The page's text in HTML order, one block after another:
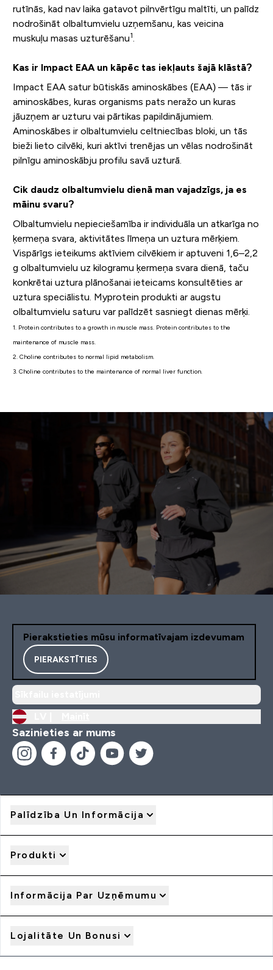
rutīnās, kad nav laika gatavot pilnvērtīgu maltīti, un palīdz
nodrošināt olbaltumvielu uzņemšanu, kas veicina
muskuļu masas uzturēšanu1
Kas ir Impact EAA un kāpēc tas iekļauts šajā klāstā?
Impact EAA satur būtiskās aminoskābes (EAA) — tās ir
aminoskābes, kuras organisms pats neražo un kuras
jāuzņem ar uzturu vai pārtikas papildinājumiem.
Aminoskābes ir olbaltumvielu celtniecības bloki, un tās
bieži lieto cilvēki, kuri aktīvi trenējas un vēlas nodrošināt
pilnīgu aminoskābju profilu savā uzturā.
Cik daudz olbaltumvielu dienā man vajadzīgs, ja es
māinu svaru?
Olbaltumvielu nepieciešamība ir individuāla un atkarīga no
ķermeņa svara, aktivitātes līmeņa un uztura mērķiem.
Vispārīgs ieteikums aktīviem cilvēkiem ir aptuveni 1,6–2,2
g olbaltumvielu uz kilogramu ķermeņa svara dienā, taču
konkrētai uztura plānošanai ieteicams konsultēties ar
uztura speciālistu. Myprotein produkti ar augstu
olbaltumvielu saturu var palīdzēt sasniegt dienas mērķi.
1. Protein contributes to a growth in muscle mass. Protein contributes to the
maintenance of muscle mass.
2. Choline contributes to normal lipid metabolism.
3. Choline contributes to the maintenance of normal liver function.
Pierakstieties mūsu informatīvajam izdevumam
PIERAKSTĪTIES
Sazinieties ar mums
Palīdzība Un Informācija
Produkti
Informācija Par Uzņēmumu
Lojalitāte Un Bonusi